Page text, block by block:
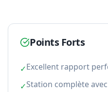
Points Forts
✓Excellent rapport
✓Station complète